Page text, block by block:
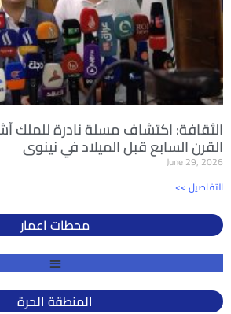
الثقافة: اكتشاف مسلة نادرة للملك
القرن السابع قبل الميلاد في نينوى
June 29, 2026
<< التفاصيل
محطات اعمار
المنطقة الحرة